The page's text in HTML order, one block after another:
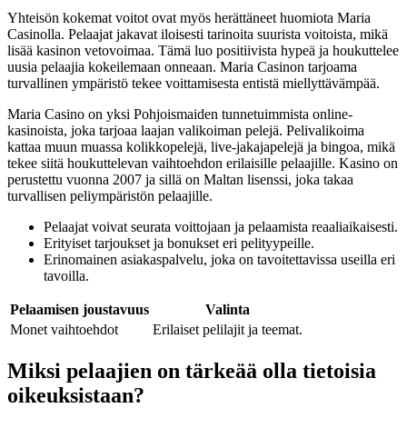
Yhteisön kokemat voitot ovat myös herättäneet huomiota Maria
Casinolla. Pelaajat jakavat iloisesti tarinoita suurista voitoista, mikä
lisää kasinon vetovoimaa. Tämä luo positiivista hypeä ja houkuttelee
uusia pelaajia kokeilemaan onneaan. Maria Casinon tarjoama
turvallinen ympäristö tekee voittamisesta entistä miellyttävämpää.
Maria Casino on yksi Pohjoismaiden tunnetuimmista online-
kasinoista, joka tarjoaa laajan valikoiman pelejä. Pelivalikoima
kattaa muun muassa kolikkopelejä, live-jakajapelejä ja bingoa, mikä
tekee siitä houkuttelevan vaihtoehdon erilaisille pelaajille. Kasino on
perustettu vuonna 2007 ja sillä on Maltan lisenssi, joka takaa
turvallisen peliympäristön pelaajille.
Pelaajat voivat seurata voittojaan ja pelaamista reaaliaikaisesti.
Erityiset tarjoukset ja bonukset eri pelityypeille.
Erinomainen asiakaspalvelu, joka on tavoitettavissa useilla eri
tavoilla.
Pelaamisen joustavuus
Valinta
Monet vaihtoehdot
Erilaiset pelilajit ja teemat.
Miksi pelaajien on tärkeää olla tietoisia
oikeuksistaan?